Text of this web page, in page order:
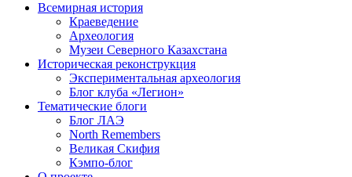
Всемирная история
Краеведение
Археология
Музеи Северного Казахстана
Историческая реконструкция
Экспериментальная археология
Блог клуба «Легион»
Тематические блоги
Блог ЛАЭ
North Remembers
Великая Скифия
Кэмпо-блог